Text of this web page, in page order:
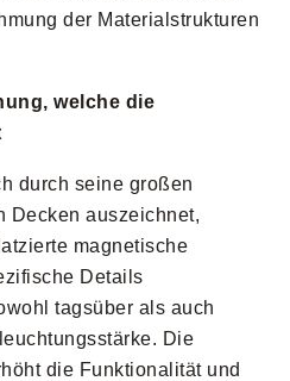
der Materialstrukturen
welche die
durch seine großen
Decken auszeichnet,
magnetische
Details
tagsüber als auch
Die
die Funktionalität und